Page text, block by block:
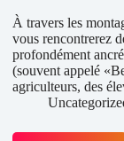
À travers les
vous rencontrerez
profondément
(souvent appelé
agriculteurs, des